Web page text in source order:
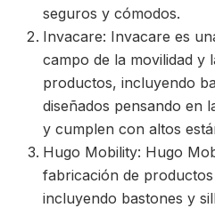
seguros y cómodos.
Invacare: Invacare es
campo de la movilidad y
productos, incluyendo
diseñados pensando en
y cumplen con altos
Hugo Mobility: Hugo
fabricación de
incluyendo bastones y